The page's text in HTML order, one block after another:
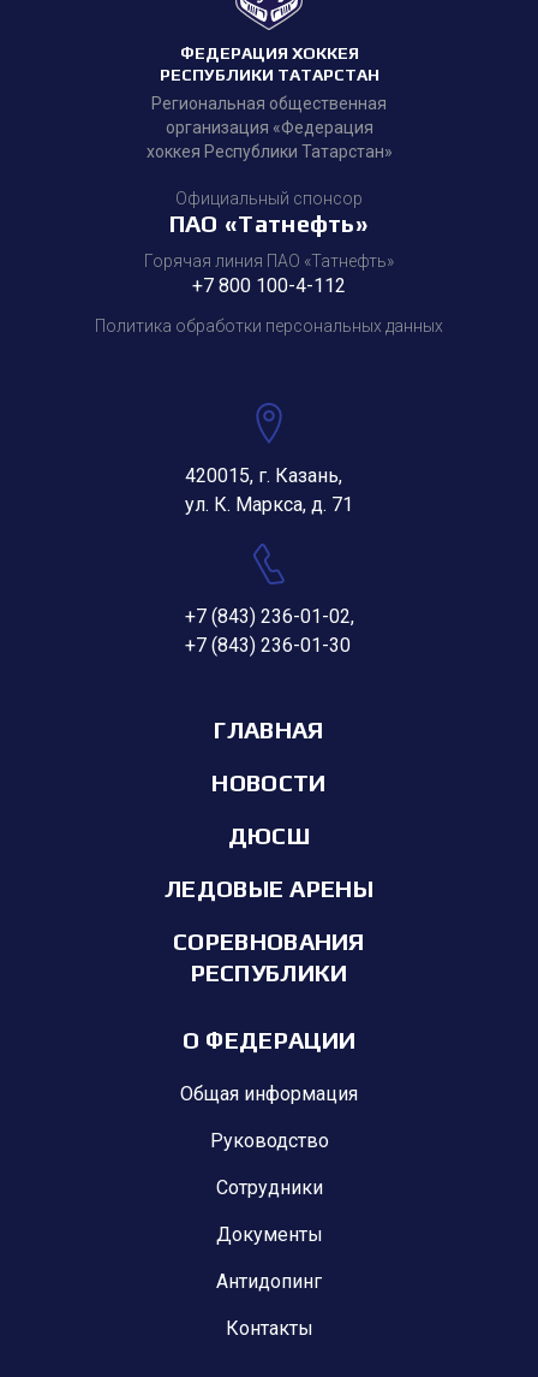
ФЕДЕРАЦИЯ ХОККЕЯ
РЕСПУБЛИКИ ТАТАРСТАН
Региональная общественная
организация «Федерация
хоккея Республики Татарстан»
Официальный спонсор
ПАО «Татнефть»
Горячая линия ПАО «Татнефть»
+7 800 100-4-112
Политика обработки персональных данных
420015, г. Казань,
ул. К. Маркса, д. 71
+7 (843) 236-01-02,
+7 (843) 236-01-30
ГЛАВНАЯ
НОВОСТИ
ДЮСШ
ЛЕДОВЫЕ АРЕНЫ
СОРЕВНОВАНИЯ
РЕСПУБЛИКИ
О ФЕДЕРАЦИИ
Общая информация
Руководство
Сотрудники
Документы
Антидопинг
Контакты